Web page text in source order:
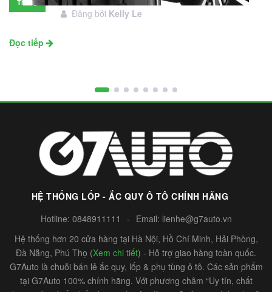
Tháng
Đăng bởi Kelly Le
Đọc tiếp
HỆ THỐNG LỐP - ẮC QUY Ô TÔ CHÍNH HÃNG
Hotline: 0848911111 - Email: lienhe@g7auto.vn
Hệ thống hơn 20 cửa hàng tại Hà Nội, Hồ Chí Minh, Hải Phòng,
Đà Nẵng, Phú Thọ (Xem chi tiết) - Hỗ trợ giao hàng toàn quốc.
G7Auto là chuỗi bán lẻ ắc quy, lốp & phụ tùng ô tô. Các sản phẩm
tại G7Auto 100% chính hãng. Với phương châm “Uy tín, chất